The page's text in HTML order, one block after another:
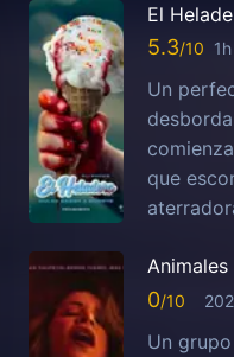
El
5.3
Un
que
Animales
0
Un